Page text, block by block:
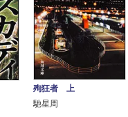
殉狂者 上
馳星周